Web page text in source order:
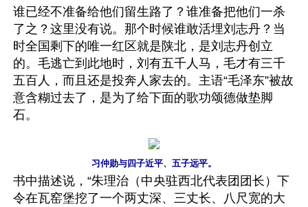
谁已经不准备给他们留生路了？谁准备把他们一杀
了之？这里没有说。那个时候谁敢活埋刘志丹？当
时全国剩下的唯一红区就是陕北，是刘志丹创立
的。毛逃亡到此地时，刘有五千人马，毛才有三千
五百人，而且还是投奔人家去的。主语“毛泽东”被故
意含糊过去了，是为了给下面的歌功颂德做垫脚
石。
习仲勋与四子近平、五子远平。
书中描述说，“朱理治（中央驻西北代表团团长）下
令在瓦窑堡挖了一个两丈深、三丈长、八尺宽的大